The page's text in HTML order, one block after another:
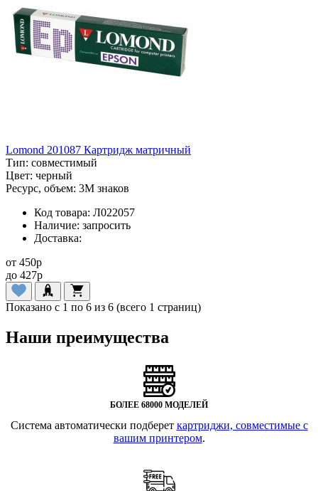
Lomond 201087 Картридж матричный
Тип: совместимый
Цвет: черный
Ресурс, объем: 3M знаков
Код товара: Л022057
Наличие: запросить
Доставка:
от 450p
до 427p
Показано с 1 по 6 из 6 (всего 1 страниц)
Наши преимущества
БОЛЕЕ 68000 МОДЕЛЕЙ
Система автоматически подберет картриджи, совместимые с
вашим принтером.